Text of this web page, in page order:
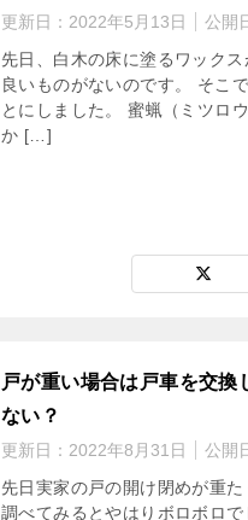
更新日： 2022年5月13日 公開
先日、白木の床に塗るワック
良いものがないのです。 そこ
とにしました。 蜜蝋（ミツロ
か […]
戸が重い場合は戸車を交
ない？
更新日： 2022年8月31日 公開
先日実家の戸の開け閉めが重
調べてみるとやはりボロボロ